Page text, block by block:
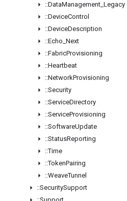
::DataManagement Legacy
::DeviceControl
::DeviceDescription
::Echo Next
::FabricProvisioning
::Heartbeat
::NetworkProvisioning
::Security
::ServiceDirectory
::ServiceProvisioning
::SoftwareUpdate
::StatusReporting
::Time
::TokenPairing
::WeaveTunnel
::SecuritySupport